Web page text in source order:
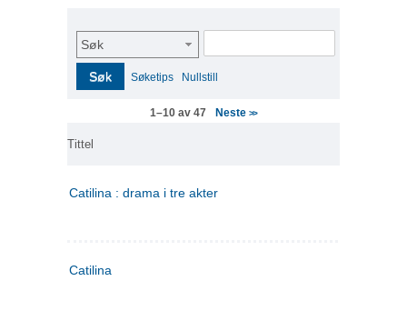
Søk
Søk Søketips Nullstill
1–10 av 47 Neste>>
Tittel
Catilina : drama i tre akter
Catilina